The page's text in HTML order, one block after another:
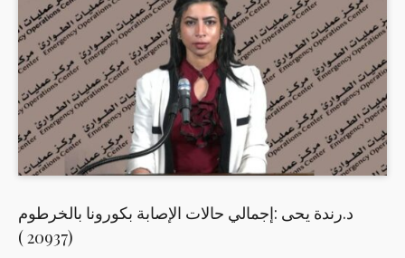
د.رندة يحى :إجمالي حالات الإصابة بكورونا بالخرطوم
(20937 )